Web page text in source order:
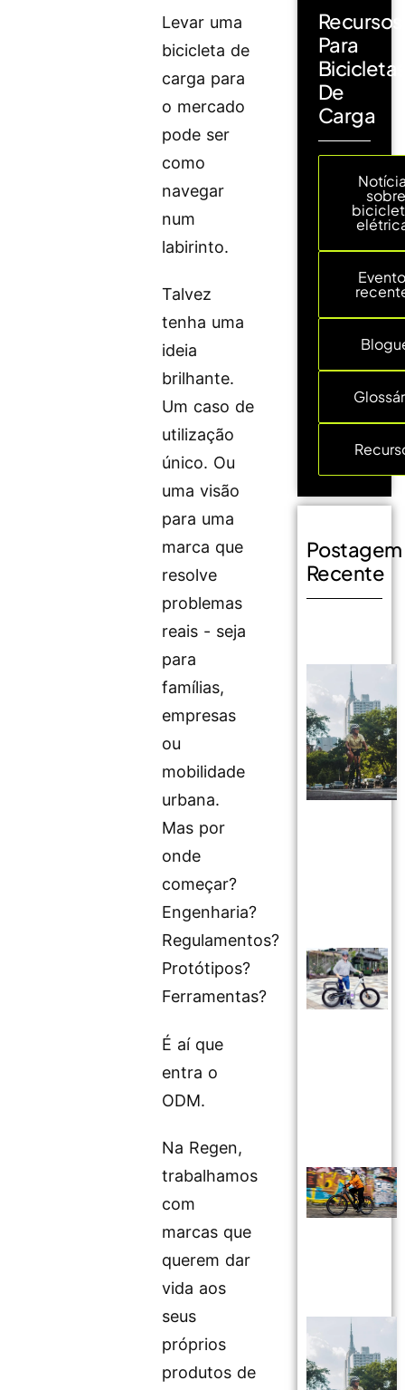
Levar uma
bicicleta de
carga para
o mercado
pode ser
como
navegar
num
labirinto.
Talvez
tenha uma
ideia
brilhante.
Um caso de
utilização
único. Ou
uma visão
para uma
marca que
resolve
problemas
reais - seja
para
famílias,
empresas
ou
mobilidade
urbana.
Mas por
onde
começar?
Engenharia?
Regulamentos?
Protótipos?
Ferramentas?
É aí que
entra o
ODM.
Na Regen,
trabalhamos
com
marcas que
querem dar
vida aos
seus
próprios
produtos de
Recursos
Para
De
Carga
sobre
Postagem
Recente